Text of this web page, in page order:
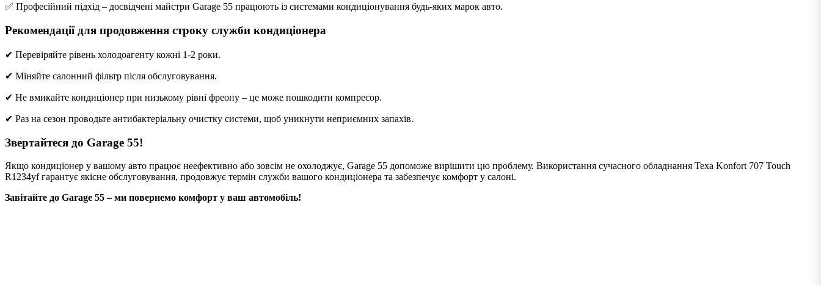
✅ Професійний підхід – досвідчені майстри Garage 55 працюють із системами кондиціонування будь-яких марок авто.
Рекомендації для продовження строку служби кондиціонера
✔ Перевіряйте рівень холодоагенту кожні 1-2 роки.
✔ Міняйте салонний фільтр після обслуговування.
✔ Не вмикайте кондиціонер при низькому рівні фреону – це може пошкодити компресор.
✔ Раз на сезон проводьте антибактеріальну очистку системи, щоб уникнути неприємних запахів.
Звертайтеся до Garage 55!
Якщо кондиціонер у вашому авто працює неефективно або зовсім не охолоджує, Garage 55 допоможе вирішити цю проблему. Використання сучасного обладнання Texa Konfort 707 Touch
R1234yf гарантує якісне обслуговування, продовжує термін служби вашого кондиціонера та забезпечує комфорт у салоні.
Завітайте до Garage 55 – ми повернемо комфорт у ваш автомобіль!